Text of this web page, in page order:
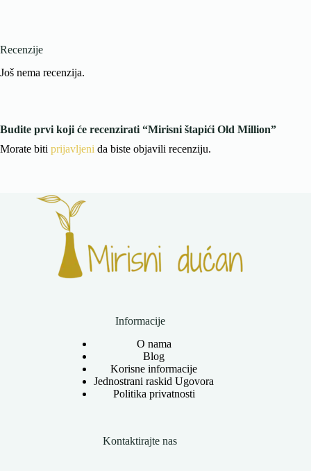
Recenzije
Još nema recenzija.
Budite prvi koji će recenzirati “Mirisni štapići Old Million”
Morate biti prijavljeni da biste objavili recenziju.
Informacije
O nama
Blog
Korisne informacije
Jednostrani raskid Ugovora
Politika privatnosti
Kontaktirajte nas